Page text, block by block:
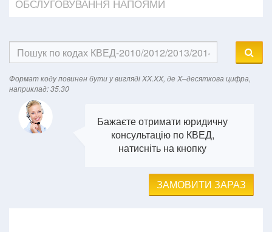
ОБСЛУГОВУВАННЯ НАПОЯМИ
Формат кодy повинен бути у вигляді XX.XX, де X–десяткова цифра,
наприклад: 35.30
Бажаєте отримати юридичну
консультацію по КВЕД,
натисніть на кнопку
ЗАМОВИТИ ЗАРАЗ